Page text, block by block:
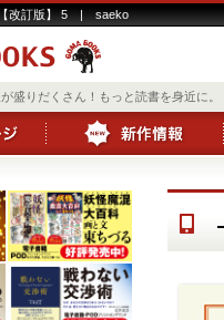
改訂版】 5 | saeko
盛りだくさん！もっと読書を身近に。